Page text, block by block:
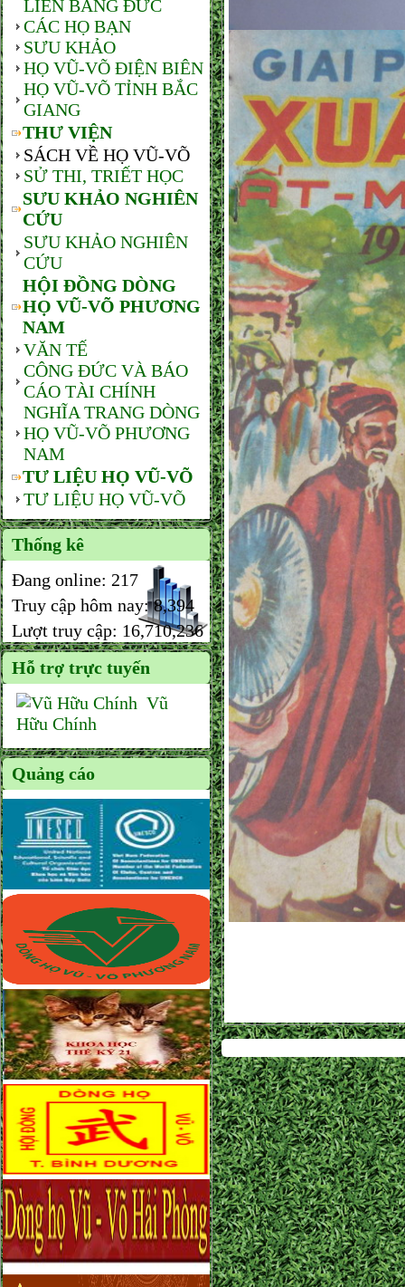
LIÊN BANG ĐỨC
CÁC HỌ BẠN
SƯU KHẢO
HỌ VŨ-VÕ ĐIỆN BIÊN
HỌ VŨ-VÕ TỈNH BẮC
GIANG
THƯ VIỆN
SÁCH VỀ HỌ VŨ-VÕ
SỬ THI, TRIẾT HỌC
SƯU KHẢO NGHIÊN
CỨU
SƯU KHẢO NGHIÊN
CỨU
HỘI ĐỒNG DÒNG
HỌ VŨ-VÕ PHƯƠNG
NAM
VĂN TẾ
CÔNG ĐỨC VÀ BÁO
CÁO TÀI CHÍNH
NGHĨA TRANG DÒNG
HỌ VŨ-VÕ PHƯƠNG
NAM
TƯ LIỆU HỌ VŨ-VÕ
TƯ LIỆU HỌ VŨ-VÕ
Thống kê
Đang online: 217
Truy cập hôm nay:8,394
Lượt truy cập: 16,710,236
Hỗ trợ trực tuyến
Vũ
Hữu Chính
Quảng cáo